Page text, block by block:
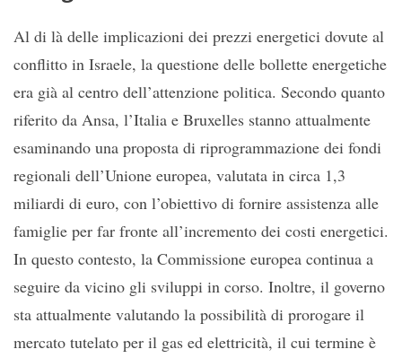
Al di là delle implicazioni dei prezzi energetici dovute al
conflitto in Israele, la questione delle bollette energetiche
era già al centro dell’attenzione politica. Secondo quanto
riferito da Ansa, l’Italia e Bruxelles stanno attualmente
esaminando una proposta di riprogrammazione dei fondi
regionali dell’Unione europea, valutata in circa 1,3
miliardi di euro, con l’obiettivo di fornire assistenza alle
famiglie per far fronte all’incremento dei costi energetici.
In questo contesto, la Commissione europea continua a
seguire da vicino gli sviluppi in corso. Inoltre, il governo
sta attualmente valutando la possibilità di prorogare il
mercato tutelato per il gas ed elettricità, il cui termine è